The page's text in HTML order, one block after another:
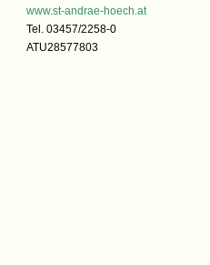
www.st-andrae-hoech.at
Tel. 03457/2258-0
ATU28577803